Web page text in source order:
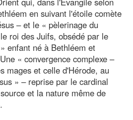
en suivant l'étoile comète
– et le « pèlerinage du
roi des Juifs, obsédé par le
enfant né à Bethléem et
« convergence complexe –
mages et celle d'Hérode, au
» – reprise par le cardinal
et la nature même de